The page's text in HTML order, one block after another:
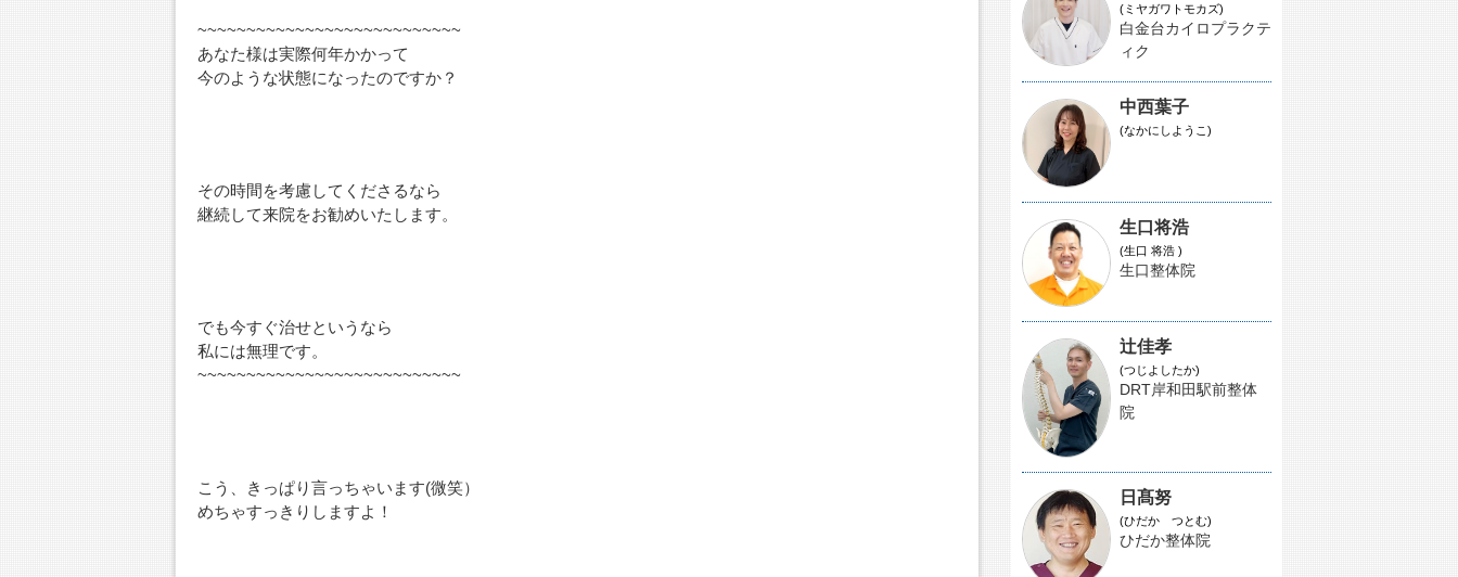
~~~~~~~~~~~~~~~~~~~~~~~~~~~
あなた様は実際何年かかって
今のような状態になったのですか？
その時間を考慮してくださるなら
継続して来院をお勧めいたします。
でも今すぐ治せというなら
私には無理です。
~~~~~~~~~~~~~~~~~~~~~~~~~~~
こう、きっぱり言っちゃいます(微笑）
めちゃすっきりしますよ！
(ミヤガワトモカズ)
白金台カイロプラクテ
ィク
中西葉子
(なかにしようこ)
生口将浩
(生口 将浩 )
生口整体院
辻佳孝
(つじよしたか)
DRT岸和田駅前整体
院
日髙努
(ひだか つとむ)
ひだか整体院